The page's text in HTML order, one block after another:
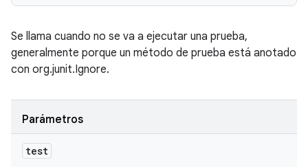
Se llama cuando no se va a ejecutar una prueba,
generalmente porque un método de prueba está anotado
con org.junit.Ignore.
Parámetros
test